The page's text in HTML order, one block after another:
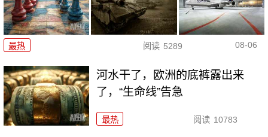
最热 阅读 5289 08-06
河水干了，欧洲的底裤露出来
了，“生命线”告急
最热 阅读 10783